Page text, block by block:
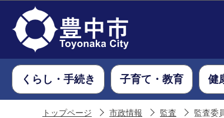
くらし・手続き 子育て・教育 健
トップページ 市政情報 監査 監査委